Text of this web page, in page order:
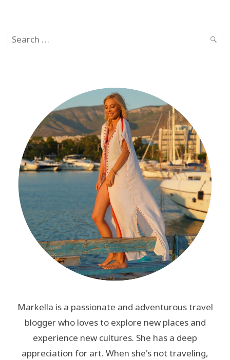
Search
for:
Markella is a passionate and adventurous travel
blogger who loves to explore new places and
experience new cultures. She has a deep
appreciation for art. When she's not traveling,